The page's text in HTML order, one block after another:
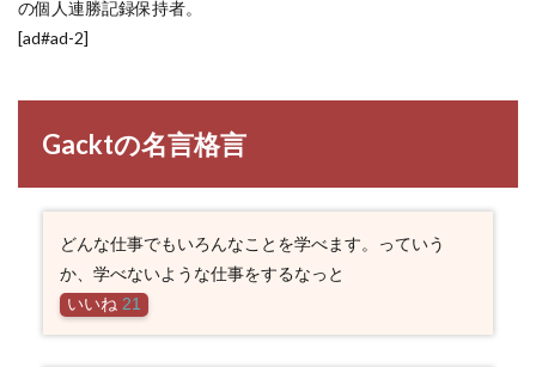
の個人連勝記録保持者。
[ad#ad-2]
Gacktの名言格言
どんな仕事でもいろんなことを学べます。っていう
か、学べないような仕事をするなっと
いいね 21